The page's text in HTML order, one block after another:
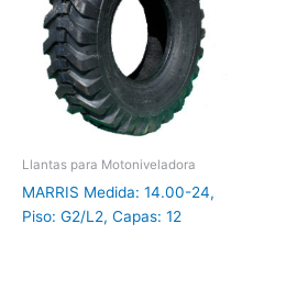
Llantas para Motoniveladora
MARRIS Medida: 14.00-24,
Piso: G2/L2, Capas: 12